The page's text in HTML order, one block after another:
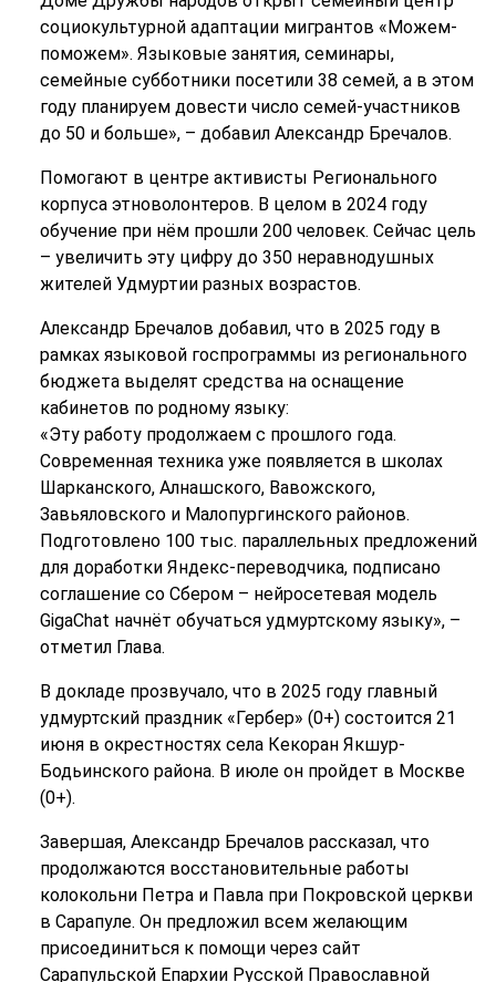
социокультурной адаптации мигрантов «Можем-
поможем». Языковые занятия, семинары,
семейные субботники посетили 38 семей, а в этом
году планируем довести число семей-участников
до 50 и больше», – добавил Александр Бречалов.
Помогают в центре активисты Регионального
корпуса этноволонтеров. В целом в 2024 году
обучение при нём прошли 200 человек. Сейчас цель
– увеличить эту цифру до 350 неравнодушных
жителей Удмуртии разных возрастов.
Александр Бречалов добавил, что в 2025 году в
рамках языковой госпрограммы из регионального
бюджета выделят средства на оснащение
кабинетов по родному языку:
«Эту работу продолжаем с прошлого года.
Современная техника уже появляется в школах
Шарканского, Алнашского, Вавожского,
Завьяловского и Малопургинского районов.
Подготовлено 100 тыс. параллельных предложений
для доработки Яндекс-переводчика, подписано
соглашение со Сбером – нейросетевая модель
GigaChat начнёт обучаться удмуртскому языку», –
отметил Глава.
В докладе прозвучало, что в 2025 году главный
удмуртский праздник «Гербер» (0+) состоится 21
июня в окрестностях села Кекоран Якшур-
Бодьинского района. В июле он пройдет в Москве
(0+).
Завершая, Александр Бречалов рассказал, что
продолжаются восстановительные работы
колокольни Петра и Павла при Покровской церкви
в Сарапуле. Он предложил всем желающим
присоединиться к помощи через сайт
Сарапульской Епархии Русской Православной